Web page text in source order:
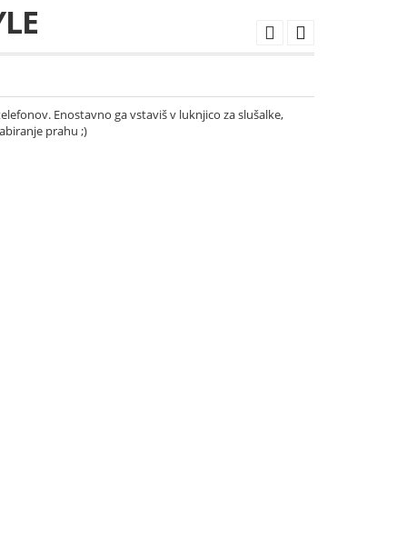
Enostavno ga vstaviš v luknjico za slušalke,
prahu ;)